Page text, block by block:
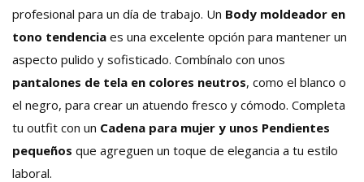
profesional para un día de trabajo. Un Body moldeador en
tono tendencia es una excelente opción para mantener un
aspecto pulido y sofisticado. Combínalo con unos
pantalones de tela en colores neutros, como el blanco o
el negro, para crear un atuendo fresco y cómodo. Completa
tu outfit con un Cadena para mujer y unos Pendientes
pequeños que agreguen un toque de elegancia a tu estilo
laboral.